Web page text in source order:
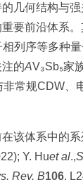
几何结构与
要前沿体系
列序等多种
的AV₃Sb₅家
常规CDW、
该体系中的系
Y. Huet al.,
Rev. B106,